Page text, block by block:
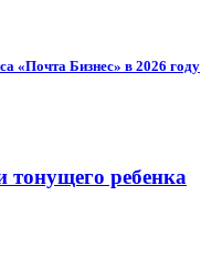
«Почта Бизнес» в 2026 году
тонущего ребенка